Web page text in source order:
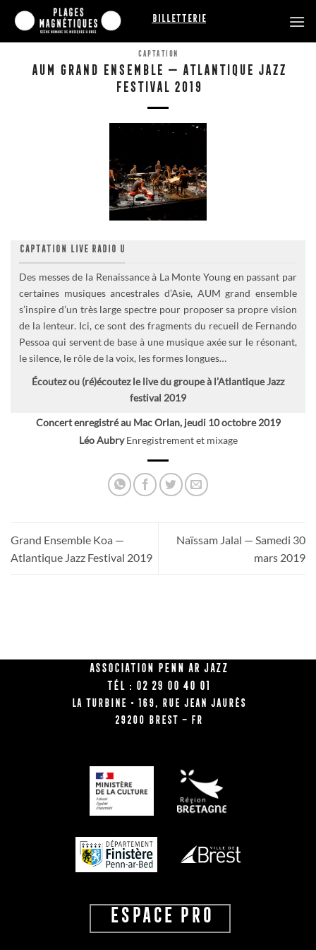
Passer
contenu
Billetterie
CAPTATION
AUM GRAND ENSEMBLE — ATLANTIQUE JAZZ
FESTIVAL 2019
CAPTATION LIVE RADIO U
Des messes de la Renaissance à La Monte Young en passant par
certaines musiques ancestrales d’Asie, AUM grand ensemble
s’inspire d’un très large spectre pour proposer sa propre vision
de la lenteur. Ici, ce sont des fragments du recueil de Fernando
Pessoa qui servent de base à une musique axée sur le résonant,
le silence, le rôle de la voix, les formes longues…
Écoutez ou (ré)écoutez le live du groupe à l’Atlantique Jazz
festival 2019
Concert enregistré au Mac Orlan, jeudi 10 octobre 2019
Léo AubryEnregistrement et mixage
Grand Ensemble Koa —
Atlantique Jazz Festival 2019
Naïssam Jalal — Samedi 30
mars 2019
Association Penn Ar Jazz
Tél : 02 29 00 40 01
La Turbine • 169, rue Jean Jaurès
29200 BREST – FR
ESPACE PRO